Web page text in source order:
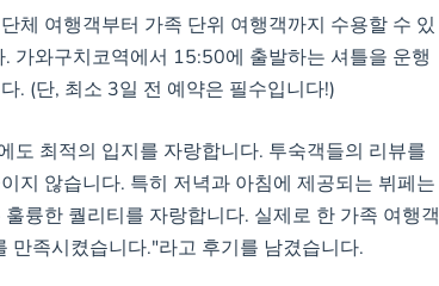
체 여행객부터 가족 단위 여행객까지 수용할 수 있
. 가와구치코역에서 15:50에 출발하는 셔틀을 운행
. (단, 최소 3일 전 예약은 필수입니다!)
도 최적의 입지를 자랑합니다. 투숙객들의 리뷰를
지 않습니다. 특히 저녁과 아침에 제공되는 뷔페는
륭한 퀄리티를 자랑합니다. 실제로 한 가족 여행객
만족시켰습니다."라고 후기를 남겼습니다.